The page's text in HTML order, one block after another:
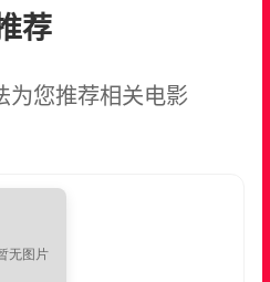
荐
为您推荐相关电影